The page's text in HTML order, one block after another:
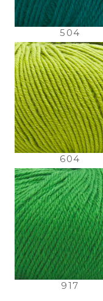
504
604
917